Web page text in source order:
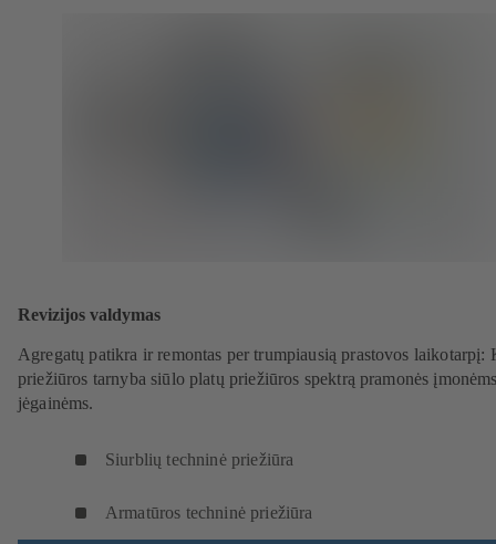
Revizijos valdymas
Agregatų patikra ir remontas per trumpiausią prastovos laikotarpį:
priežiūros tarnyba siūlo platų priežiūros spektrą pramonės
jėgainėms.
Siurblių techninė priežiūra
Armatūros techninė priežiūra